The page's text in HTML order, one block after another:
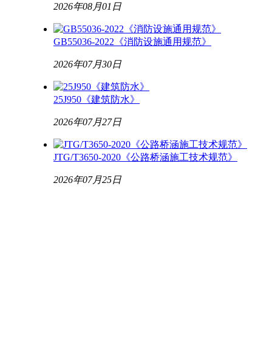
2026年08月01日
GB55036-2022《消防设施通用规范》
2026年07月30日
25J950《建筑防水》
2026年07月27日
JTG/T3650-2020《公路桥涵施工技术规范》
2026年07月25日